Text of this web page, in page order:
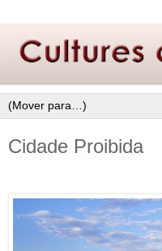
Cidade Proibida